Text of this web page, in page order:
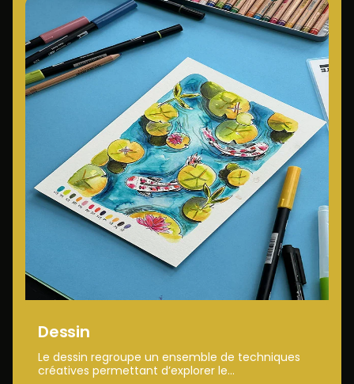
Dessin
Le dessin regroupe un ensemble de techniques
créatives permettant d’explorer le...